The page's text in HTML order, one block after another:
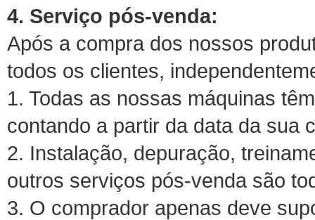
4. Serviço pós-venda:
Após a compra dos nossos
todos os clientes,
1. Todas as nossas máquinas
contando a partir da data da sua
2. Instalação, depuração,
outros serviços pós-venda são
3. O comprador apenas deve